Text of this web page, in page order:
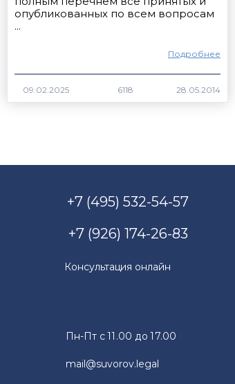
опубликованных по всем вопросам
...
Подробнее
6118
Пн-Пт с 11.00 до 17.00
mail@suvorov.legal
+7 (495) 532-54-57
+7 (926) 174-26-83
Консультация онлайн